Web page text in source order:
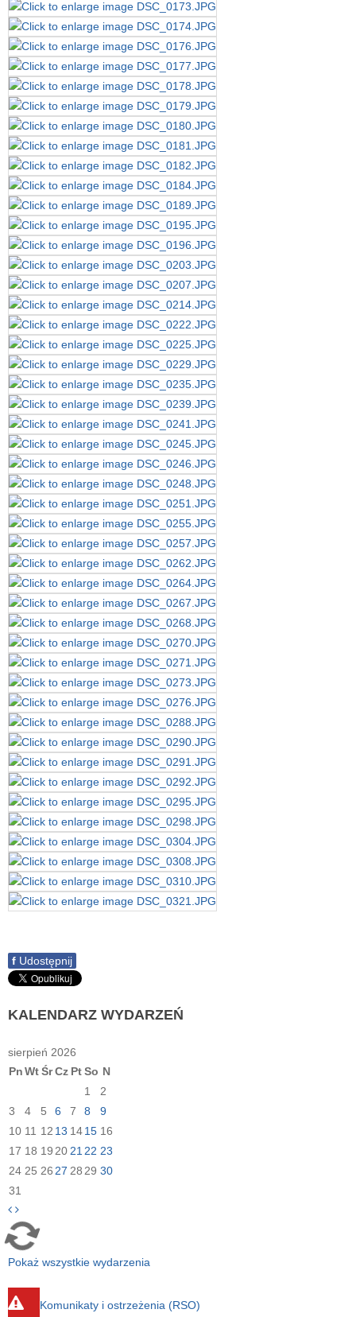
f Udostępnij
KALENDARZ WYDARZEŃ
sierpień 2026
PnWtŚrCz PtSo N
1
2
3
4 5 6 7 8
9
10 11 12 13 1415 16
17 18 19 20 21 22 23
24 25 26 27 28 29 30
31
Pokaż wszystkie wydarzenia
Komunikaty i ostrzeżenia (RSO)